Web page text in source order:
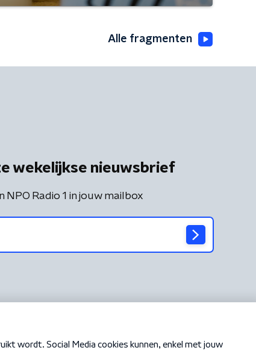
Alle fragmenten
wekelijkse nieuwsbrief
Radio 1 in jouw mailbox